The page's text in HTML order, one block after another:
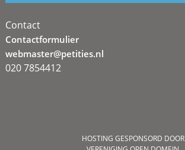
Contact
Contactformulier
webmaster@petities.nl
020 7854412
HOSTING GESPONSORD DOOR